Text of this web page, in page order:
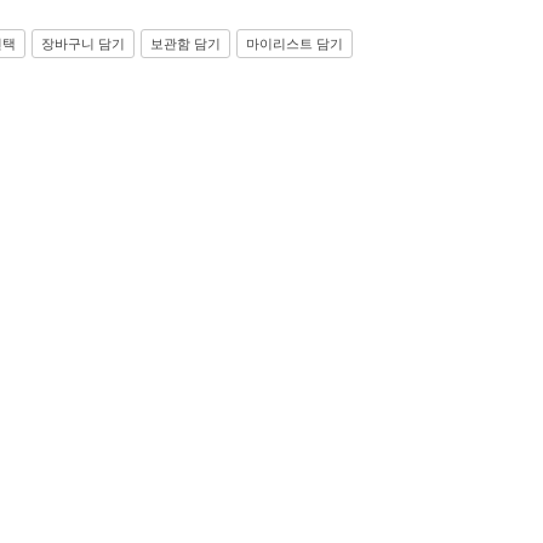
장바구니 담기 보관함 담기 마이리스트 담기